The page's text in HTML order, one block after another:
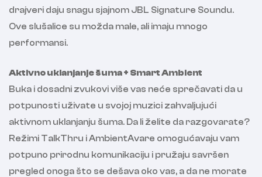
drajveri daju snagu sjajnom JBL Signature Soundu.
Ove slušalice su možda male, ali imaju mnogo
performansi.
Aktivno uklanjanje šuma + Smart Ambient
Buka i dosadni zvukovi više vas neće sprečavati da u
potpunosti uživate u svojoj muzici zahvaljujući
aktivnom uklanjanju šuma. Da li želite da razgovarate?
Režimi TalkThru i AmbientAvare omogućavaju vam
potpuno prirodnu komunikaciju i pružaju savršen
pregled onoga što se dešava oko vas, a da ne morate